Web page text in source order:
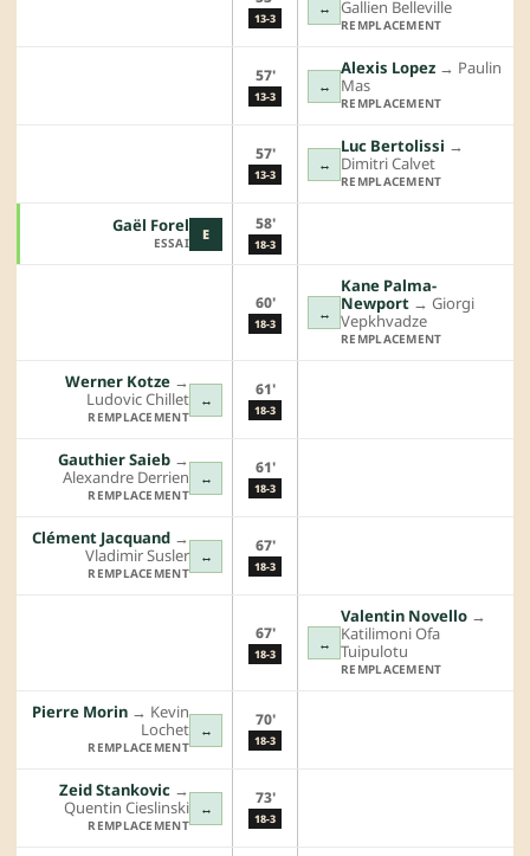
13-3
↔
Gallien Belleville
REMPLACEMENT
57'
13-3
↔
Alexis Lopez →︎ Paulin
Mas
REMPLACEMENT
57'
13-3
↔
Luc Bertolissi →︎
Dimitri Calvet
REMPLACEMENT
E
Gaël Forel
ESSAI
58'
18-3
60'
18-3
↔
Kane Palma-
Newport →︎ Giorgi
Vepkhvadze
REMPLACEMENT
↔
Werner Kotze →︎
Ludovic Chillet
REMPLACEMENT
61'
18-3
↔
Gauthier Saieb →︎
Alexandre Derrien
REMPLACEMENT
61'
18-3
↔
Clément Jacquand →︎
Vladimir Susler
REMPLACEMENT
67'
18-3
67'
18-3
↔
Valentin Novello →︎
Katilimoni Ofa
Tuipulotu
REMPLACEMENT
↔
Pierre Morin →︎ Kevin
Lochet
REMPLACEMENT
70'
18-3
↔
Zeid Stankovic →︎
Quentin Cieslinski
REMPLACEMENT
73'
18-3